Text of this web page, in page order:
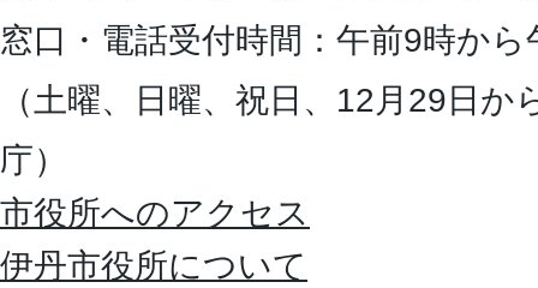
窓口・電話受付時間：午前9時か
（土曜、日曜、祝日、12月29日
庁）
市役所へのアクセス
伊丹市役所について